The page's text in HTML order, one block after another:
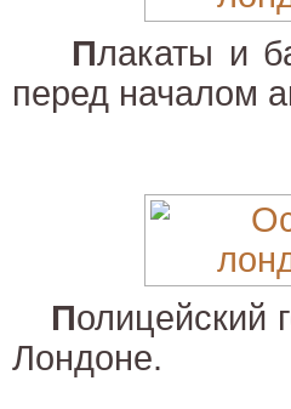
Плакаты и
перед началом
Полицейский
Лондоне.